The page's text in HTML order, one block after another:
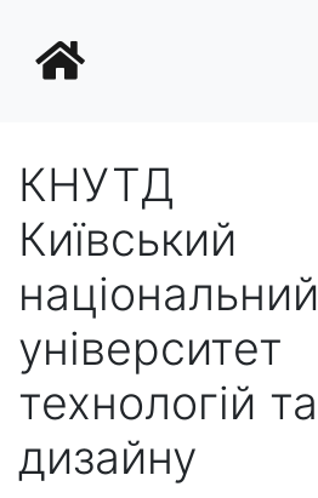
КНУТД
Київський
національний
університет
технологій та
дизайну